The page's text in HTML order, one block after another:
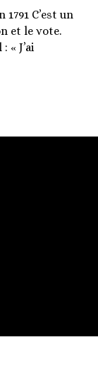
C’est un
et le vote.
J’ai